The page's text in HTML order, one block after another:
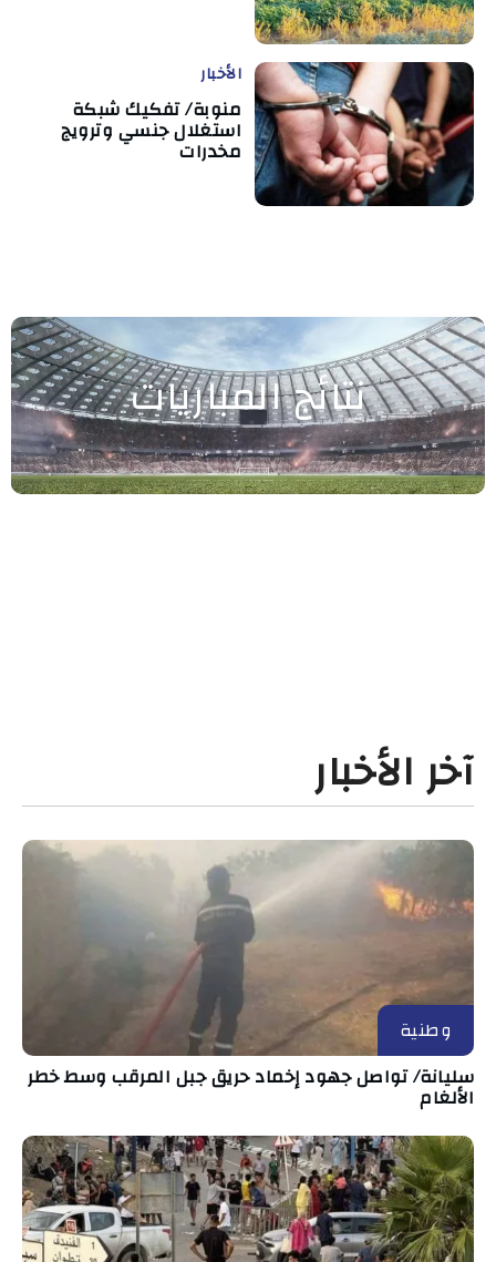
الأخبار
منوبة/ تفكيك شبكة
استغلال جنسي وترويج
مخدرات
نتائج المباريات
آخر الأخبار
وطنية
سليانة/ تواصل جهود إخماد حريق جبل المرقب وسط خطر
الألغام